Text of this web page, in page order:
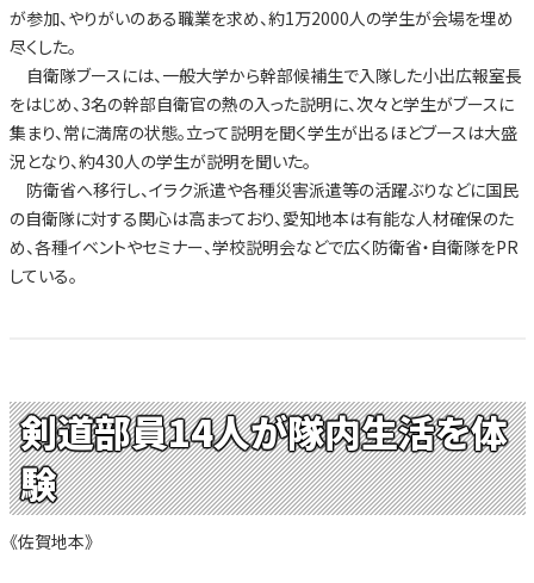
が参加、やりがいのある職業を求め、約1万2000人の学生が会場を埋め
尽くした。
自衛隊ブースには、一般大学から幹部候補生で入隊した小出広報室長
をはじめ、3名の幹部自衛官の熱の入った説明に、次々と学生がブースに
集まり、常に満席の状態。立って説明を聞く学生が出るほどブースは大盛
況となり、約430人の学生が説明を聞いた。
防衛省へ移行し、イラク派遣や各種災害派遣等の活躍ぶりなどに国民
の自衛隊に対する関心は高まっており、愛知地本は有能な人材確保のた
め、各種イベントやセミナー、学校説明会などで広く防衛省・自衛隊をPR
している。
剣道部員14人が隊内生活を体
験
《佐賀地本》